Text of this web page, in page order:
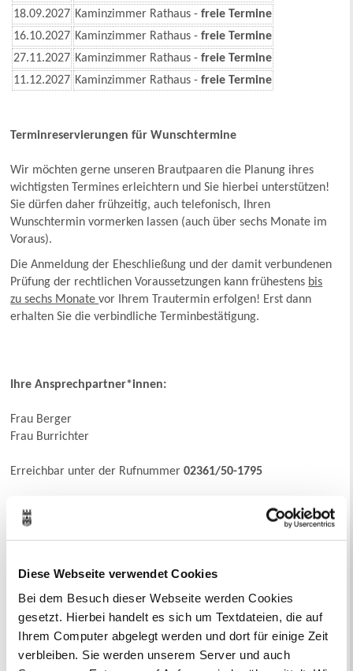
Diese Webseite verwendet Cookies
Bei dem Besuch dieser Webseite werden Cookies
gesetzt. Hierbei handelt es sich um Textdateien, die auf
Ihrem Computer abgelegt werden und dort für einige Zeit
verbleiben. Sie werden unserem Server und auch
11.12.2027 Kaminzimmer Rathaus -freie Termine
18.09.2027 Kaminzimmer Rathaus -freie Termine
16.10.2027 Kaminzimmer Rathaus -freie Termine
27.11.2027 Kaminzimmer Rathaus -freie Termine
Terminreservierungen für Wunschtermine
Wir möchten gerne unseren Brautpaaren die Planung ihres
wichtigsten Termines erleichtern und Sie hierbei unterstützen!
Sie dürfen daher frühzeitig, auch telefonisch, Ihren
Wunschtermin vormerken lassen (auch über sechs Monate im
Voraus).
Die Anmeldung der Eheschließung und der damit verbundenen
Prüfung der rechtlichen Voraussetzungen kann frühestens bis
zu sechs Monatevor Ihrem Trautermin erfolgen! Erst dann
erhalten Sie die verbindliche Terminbestätigung.
Ihre Ansprechpartner*innen:
Frau Berger
Frau Burrichter
Erreichbar unter der Rufnummer02361/50-1795
Alternativ können Sie uns eine
E-Mail über das Kontaktformular
senden.